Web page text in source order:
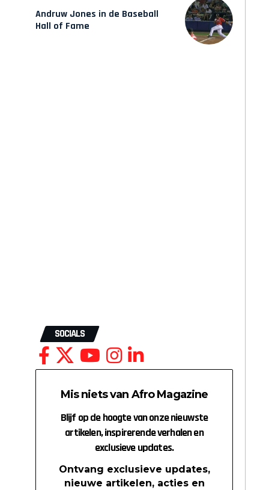
Andruw Jones in de Baseball
Hall of Fame
SOCIALS
Mis niets van Afro Magazine
Blijf op de hoogte van onze nieuwste
artikelen, inspirerende verhalen en
exclusieve updates.
Ontvang exclusieve updates,
nieuwe artikelen, acties en